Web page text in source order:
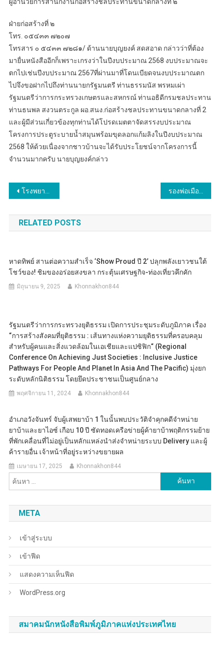
ฝ่ายก่อสร้างที่ ๒
โทร. ๐๕๔๓๓ ๗๒๐๗
โทรสาร ๐ ๕๔๓๓ ๗๒๘๑/ ด้านนายบุญยงค์ สดสอาด กล่าวว่าที่ต้อง
มายื่นหนังสืออีกก็เพราะเกรงว่าในปีงบประมาณ 2568 งบประมาณจะ
ตกไปเช่นปีงบประมาณ 2567ที่ผ่านมาที่โดนเบียดจนงบประมาณตก
ไปจึงขอฝากไปถึงท่านนายกรัฐมนตรี ท่านธรรมนัส พรหมเผ่า
รัฐมนตรีว่าการกระทรวงเกษตรและสหกรณ์ ท่านอธิดีกรมชลประทาน
ท่านธนพล สงวนตระกูล ผอ.สนง.ก่อสร้างชลประทานขนาดกลางที่ 2
และผู้มีส่วนเกี่ยวข้องทุกท่านได้โปรดเมตตาจัดสรรงบประมาณ
โครงการประตูระบายน้ำสมุนพร้อมขุดลอกแก้มลิงในปีงบประมาณ
2568 ให้ด้วยเนื่องจากชาวบ้านจะได้รับประโยชน์จากโครงการนี้
จำนวนมากครับ นายบุญยงค์กล่าว
แนะแนว
เรื่อง
โรงพยายาลพิษณุเวช​ อุตรดิตถ์​จัดงานครบรอบ 5 ปี โรงพยาบาลพิษณุเวช อุตรดิตถ์ เมื่อเวลา10.00​ น.ของวันที่ 29 มีนาคม 2567​ ที่ห้องโถงโรงพยาบาลพิษณุเวช อุตรดิตถ์ ต.ป่าเซ่า​ อ.เมือง​ จ.อุตรดิตถ์​
RELATED POSTS
หาดทิพย์ สานต่อความสำเร็จ ‘Show Proud ปี 2’ ปลุกพลังเยาวชนใต้
โชว์ของ! ชิมของอร่อยสงขลา กระตุ้นเศรษฐกิจ-ท่องเที่ยวคึกคัก
มิถุนายน 9, 2025 Khonnakhon844
รัฐมนตรีว่าการกระทรวงยุติธรรม เปิดการประชุมระดับภูมิภาค เรื่อง
“การสร้างสังคมที่ยุติธรรม : เส้นทางแห่งความยุติธรรมที่ครอบคลุม
สำหรับผู้คนและสิ่งแวดล้อมในเอเชียและแปซิฟิก“ (Regional
Conference On Achieving Just Societies : Inclusive Justice
Pathways For People And Planet In Asia And The Pacific) มุ่งยก
ระดับหลักนิติธรรม โดยยึดประชาชนเป็นศูนย์กลาง
พฤศจิกายน 11, 2024 Khonnakhon844
อำเภอวังจันทร์ จับผู้เสพยาบ้า 1 ในนั้นพบประวัติจำคุกคดีจำหน่าย
ยาบ้าและยาไอซ์ เกือบ 10 ปี ซัดทอดเครือข่ายผู้ค้ายาบ้าพฤติกรรมย้าย
ที่พักเคลื่อนที่ไม่อยู่เป็นหลักแหล่งนำส่งจำหน่ายระบบ Delivery และผู้
ค้ารายอื่น เจ้าหน้าที่อยู่ระหว่างขยายผล
เมษายน 17, 2025 Khonnakhon844
สำหรับ:
META
เข้าสู่ระบบ
เข้าฟีด
แสดงความเห็นฟีด
WordPress.org
สมาคมนักหนังสือพิมพ์ภูมิภาคแห่งประเทศไทย